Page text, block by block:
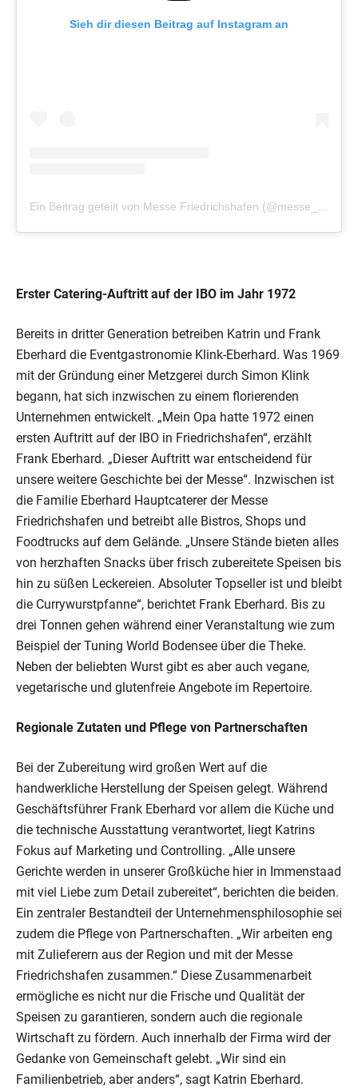
Sieh dir diesen Beitrag auf Instagram an
Erster Catering-Auftritt auf der IBO im Jahr 1972
Bereits in dritter Generation betreiben Katrin und Frank
Eberhard die Eventgastronomie Klink-Eberhard. Was 1969
mit der Gründung einer Metzgerei durch Simon Klink
begann, hat sich inzwischen zu einem florierenden
Unternehmen entwickelt. „Mein Opa hatte 1972 einen
ersten Auftritt auf der IBO in Friedrichshafen“, erzählt
Frank Eberhard. „Dieser Auftritt war entscheidend für
unsere weitere Geschichte bei der Messe“. Inzwischen ist
die Familie Eberhard Hauptcaterer der Messe
Friedrichshafen und betreibt alle Bistros, Shops und
Foodtrucks auf dem Gelände. „Unsere Stände bieten alles
von herzhaften Snacks über frisch zubereitete Speisen bis
hin zu süßen Leckereien. Absoluter Topseller ist und bleibt
die Currywurstpfanne“, berichtet Frank Eberhard. Bis zu
drei Tonnen gehen während einer Veranstaltung wie zum
Beispiel der Tuning World Bodensee über die Theke.
Neben der beliebten Wurst gibt es aber auch vegane,
vegetarische und glutenfreie Angebote im Repertoire.
Regionale Zutaten und Pflege von Partnerschaften
Bei der Zubereitung wird großen Wert auf die
handwerkliche Herstellung der Speisen gelegt. Während
Geschäftsführer Frank Eberhard vor allem die Küche und
die technische Ausstattung verantwortet, liegt Katrins
Fokus auf Marketing und Controlling. „Alle unsere
Gerichte werden in unserer Großküche hier in Immenstaad
mit viel Liebe zum Detail zubereitet“, berichten die beiden.
Ein zentraler Bestandteil der Unternehmensphilosophie sei
zudem die Pflege von Partnerschaften. „Wir arbeiten eng
mit Zulieferern aus der Region und mit der Messe
Friedrichshafen zusammen.“ Diese Zusammenarbeit
ermögliche es nicht nur die Frische und Qualität der
Speisen zu garantieren, sondern auch die regionale
Wirtschaft zu fördern. Auch innerhalb der Firma wird der
Gedanke von Gemeinschaft gelebt. „Wir sind ein
Familienbetrieb, aber anders“, sagt Katrin Eberhard.